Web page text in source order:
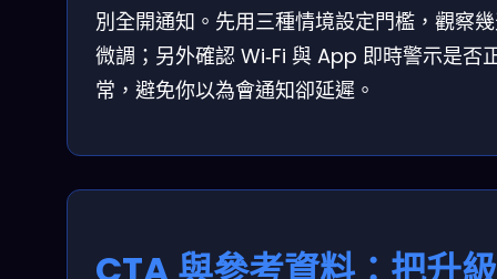
別全開通知。先用三種情境設定門檻，觀察
微調；另外確認 Wi‑Fi 與 App 即時警示是否
常，避免你以為會通知卻延遲。